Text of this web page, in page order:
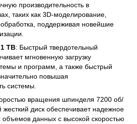
производительность в
таких как 3D-моделирование,
поддерживая новейшие
TB: Быстрый твердотельный
мгновенную загрузку
и программ, а также быстрый
повышая
системы.
вращения шпинделя 7200 об/
диск обеспечивает надежное
данных с высокой скоростью